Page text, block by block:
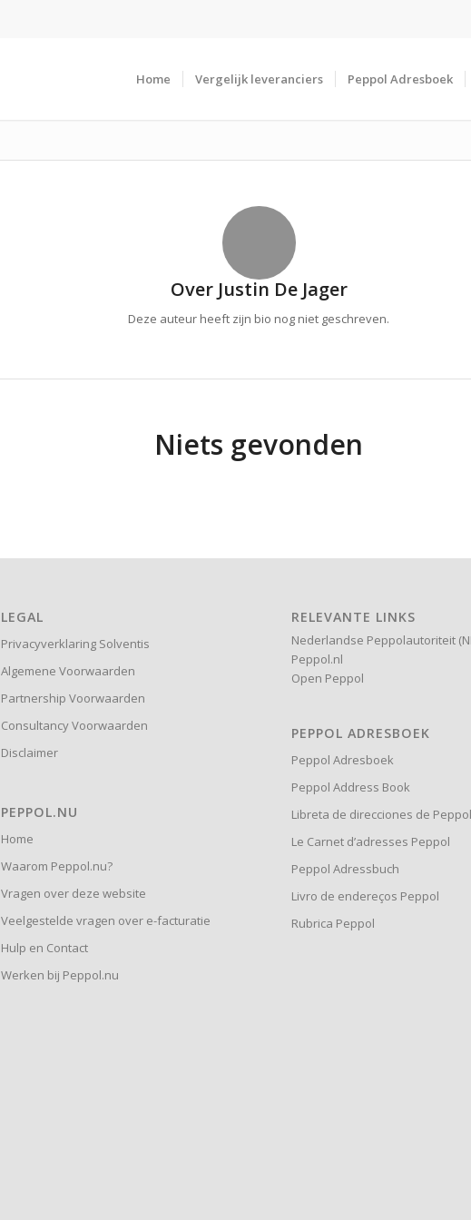
Home Vergelijk leveranciers Peppol Adresboek
Over Justin De Jager
Deze auteur heeft zijn bio nog niet geschreven.
Niets gevonden
LEGAL
Privacyverklaring Solventis
Algemene Voorwaarden
Partnership Voorwaarden
Consultancy Voorwaarden
Disclaimer
PEPPOL.NU
Home
Waarom Peppol.nu?
Vragen over deze website
Veelgestelde vragen over e-facturatie
Hulp en Contact
Werken bij Peppol.nu
RELEVANTE LINKS
Nederlandse Peppolautoriteit
Peppol.nl
Open Peppol
PEPPOL ADRESBOEK
Peppol Adresboek
Peppol Address Book
Libreta de direcciones de Peppol
Le Carnet d’adresses Peppol
Peppol Adressbuch
Livro de endereços Peppol
Rubrica Peppol